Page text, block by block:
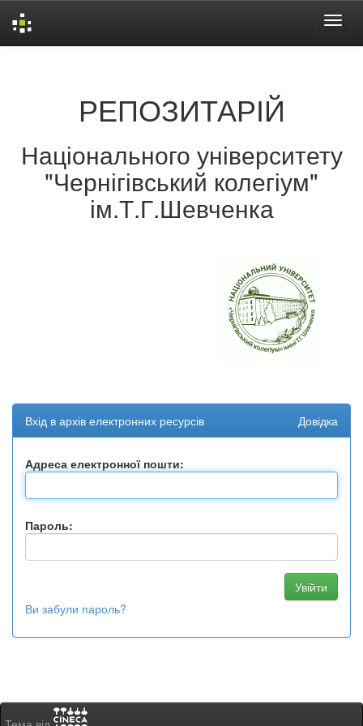
РЕПОЗИТАРІЙ
Національного університету
"Чернігівський колегіум"
ім.Т.Г.Шевченка
Вхід в архів електронних ресурсів Довідка
Адреса електронної пошти:
Пароль:
Ви забули пароль?